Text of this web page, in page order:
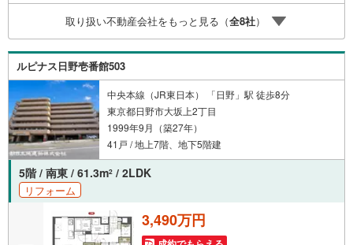
運用・相続など幅広くアドバイスいたします。ご契約前後
を問わず、安心してご利用いただけます。◆安心の環境◆
無料駐車場、キッズスペースを完備し、ご家族でのご来店
も安心です。の体制で皆様の住まい探しをサポートいたし
ます。
取り扱い不動産会社をもっと見る（全8社）
ルピナス日野壱番館503
中央本線（JR東日本） 「日野」駅 徒歩8分
東京都日野市大坂上2丁目
1999年9月（築27年）
41戸 / 地上7階、地下5階建
5階 / 南東 / 61.3m2 / 2LDK
リフォーム
3,490万円